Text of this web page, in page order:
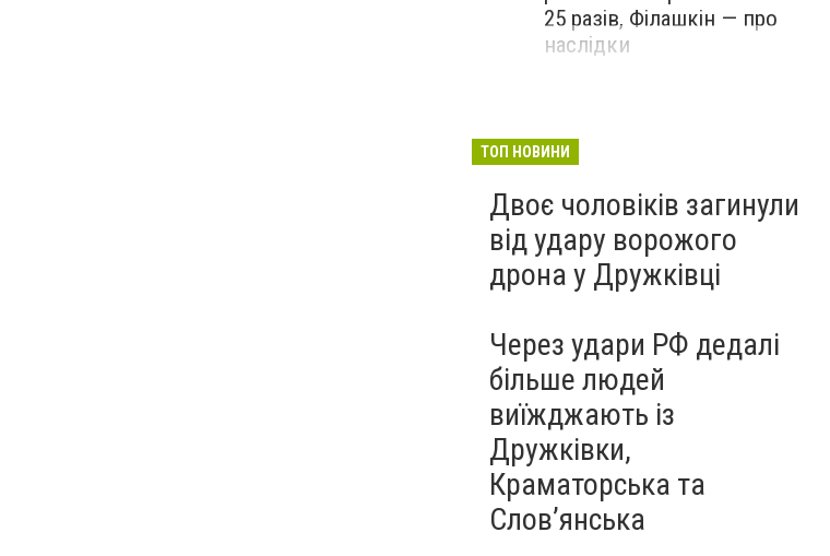
25 разів, Філашкін — про
наслідки
ТОП НОВИНИ
Двоє чоловіків загинули
від удару ворожого
дрона у Дружківці
Через удари РФ дедалі
більше людей
виїжджають із
Дружківки,
Краматорська та
Слов’янська